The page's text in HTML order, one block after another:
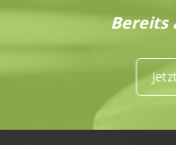
Bereits